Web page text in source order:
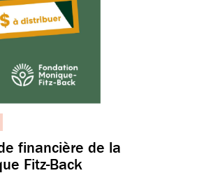
financière de la
Fitz-Back